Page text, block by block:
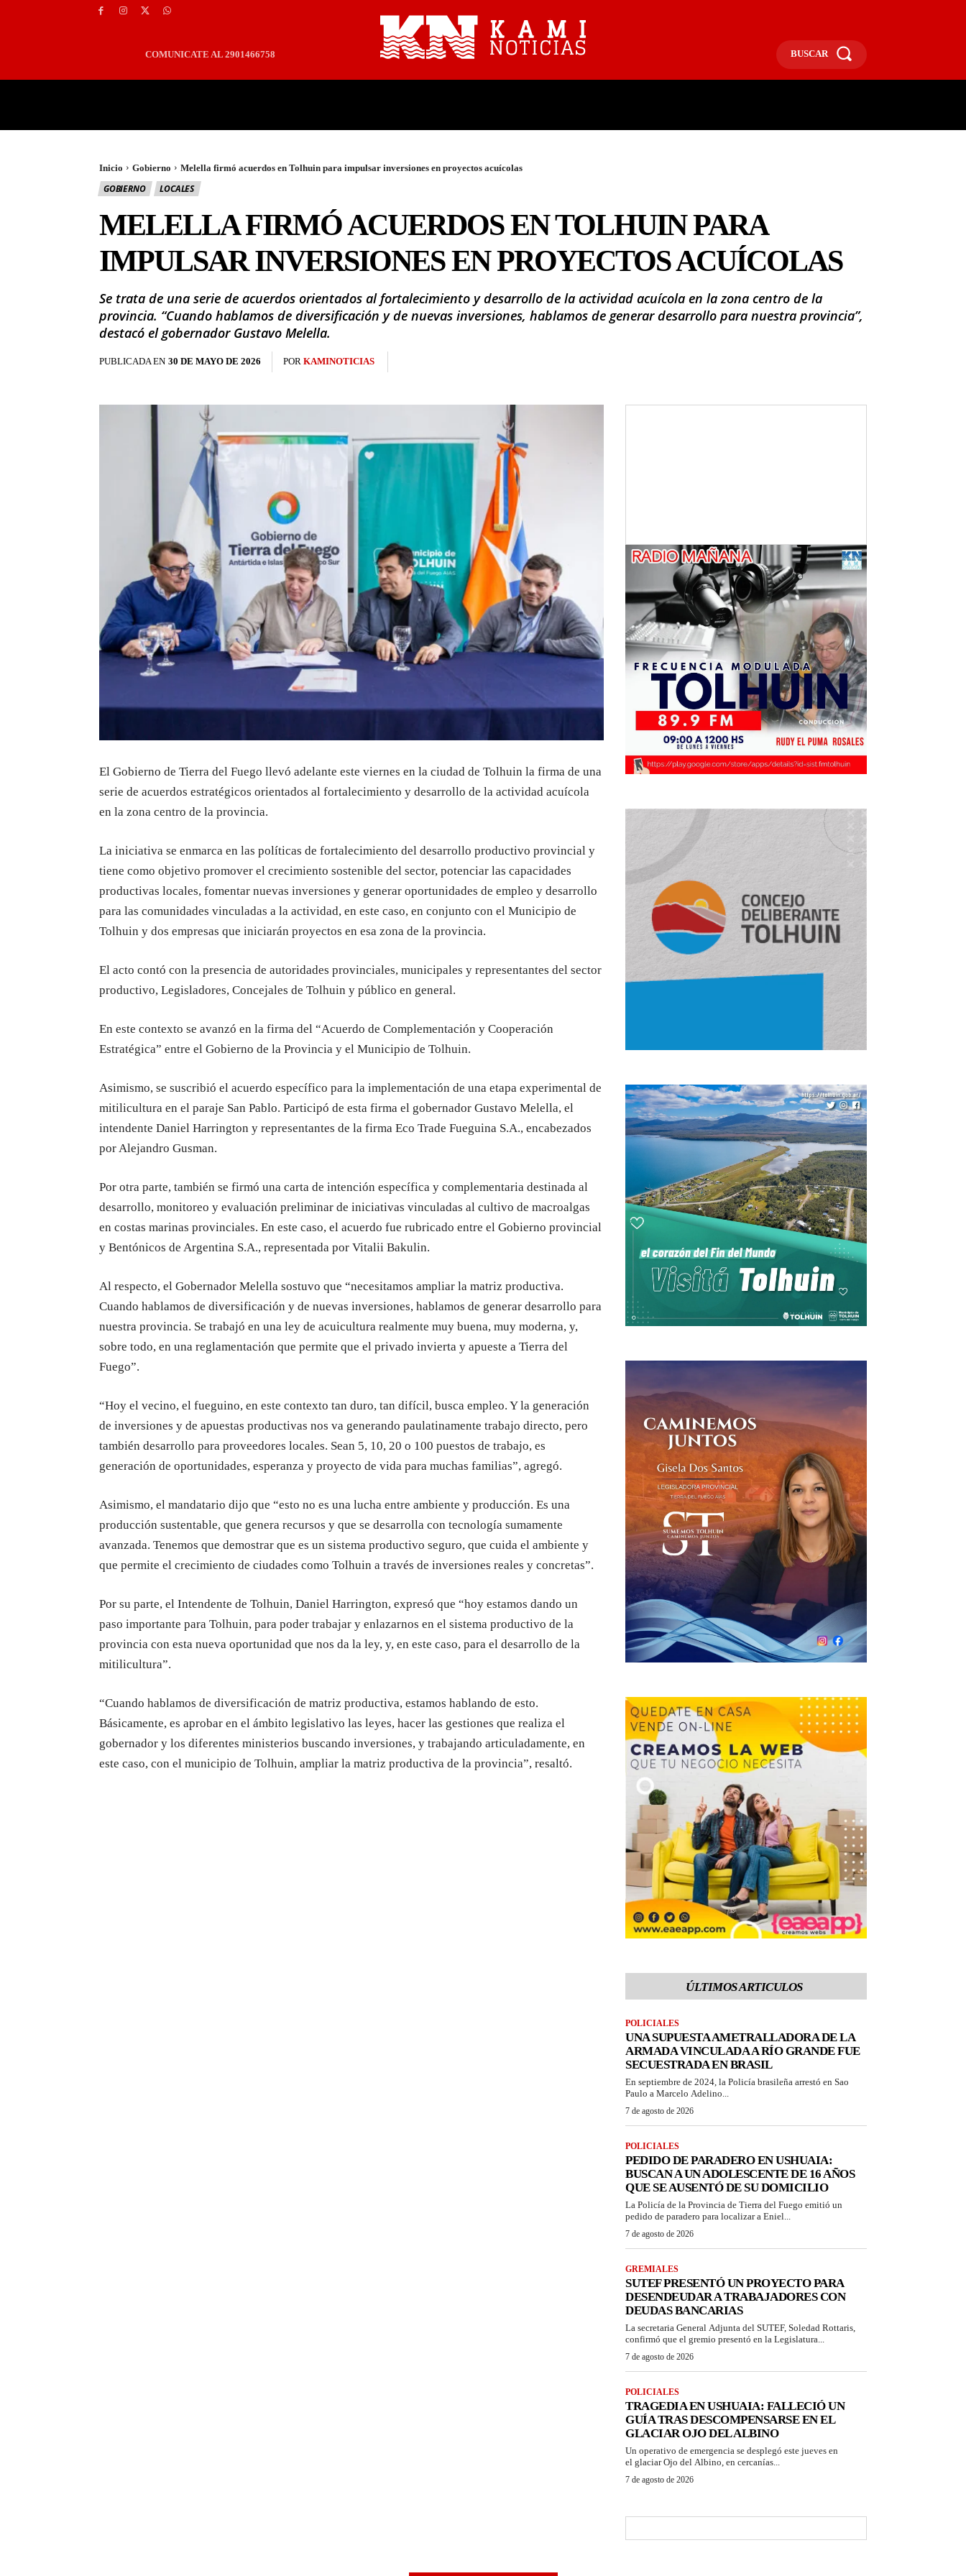
COMUNICATE AL 2901466758 BUSCAR
Inicio Gobierno Melella firmó acuerdos en Tolhuin para impulsar inversiones en proyectos acuícolas
GOBIERNO LOCALES
MELELLA FIRMÓ ACUERDOS EN TOLHUIN PARA
IMPULSAR INVERSIONES EN PROYECTOS ACUÍCOLAS
Se trata de una serie de acuerdos orientados al fortalecimiento y desarrollo de la actividad acuícola en la zona centro de la
provincia. “Cuando hablamos de diversificación y de nuevas inversiones, hablamos de generar desarrollo para nuestra provincia”,
destacó el gobernador Gustavo Melella.
PUBLICADA EN 30 DE MAYO DE 2026 POR KAMINOTICIAS
El Gobierno de Tierra del Fuego llevó adelante este viernes en la ciudad de Tolhuin la firma de una
serie de acuerdos estratégicos orientados al fortalecimiento y desarrollo de la actividad acuícola
en la zona centro de la provincia.
La iniciativa se enmarca en las políticas de fortalecimiento del desarrollo productivo provincial y
tiene como objetivo promover el crecimiento sostenible del sector, potenciar las capacidades
productivas locales, fomentar nuevas inversiones y generar oportunidades de empleo y desarrollo
para las comunidades vinculadas a la actividad, en este caso, en conjunto con el Municipio de
Tolhuin y dos empresas que iniciarán proyectos en esa zona de la provincia.
El acto contó con la presencia de autoridades provinciales, municipales y representantes del sector
productivo, Legisladores, Concejales de Tolhuin y público en general.
En este contexto se avanzó en la firma del “Acuerdo de Complementación y Cooperación
Estratégica” entre el Gobierno de la Provincia y el Municipio de Tolhuin.
Asimismo, se suscribió el acuerdo específico para la implementación de una etapa experimental de
mitilicultura en el paraje San Pablo. Participó de esta firma el gobernador Gustavo Melella, el
intendente Daniel Harrington y representantes de la firma Eco Trade Fueguina S.A., encabezados
por Alejandro Gusman.
Por otra parte, también se firmó una carta de intención específica y complementaria destinada al
desarrollo, monitoreo y evaluación preliminar de iniciativas vinculadas al cultivo de macroalgas
en costas marinas provinciales. En este caso, el acuerdo fue rubricado entre el Gobierno provincial
y Bentónicos de Argentina S.A., representada por Vitalii Bakulin.
Al respecto, el Gobernador Melella sostuvo que “necesitamos ampliar la matriz productiva.
Cuando hablamos de diversificación y de nuevas inversiones, hablamos de generar desarrollo para
nuestra provincia. Se trabajó en una ley de acuicultura realmente muy buena, muy moderna, y,
sobre todo, en una reglamentación que permite que el privado invierta y apueste a Tierra del
Fuego”.
“Hoy el vecino, el fueguino, en este contexto tan duro, tan difícil, busca empleo. Y la generación
de inversiones y de apuestas productivas nos va generando paulatinamente trabajo directo, pero
también desarrollo para proveedores locales. Sean 5, 10, 20 o 100 puestos de trabajo, es
generación de oportunidades, esperanza y proyecto de vida para muchas familias”, agregó.
Asimismo, el mandatario dijo que “esto no es una lucha entre ambiente y producción. Es una
producción sustentable, que genera recursos y que se desarrolla con tecnología sumamente
avanzada. Tenemos que demostrar que es un sistema productivo seguro, que cuida el ambiente y
que permite el crecimiento de ciudades como Tolhuin a través de inversiones reales y concretas”.
Por su parte, el Intendente de Tolhuin, Daniel Harrington, expresó que “hoy estamos dando un
paso importante para Tolhuin, para poder trabajar y enlazarnos en el sistema productivo de la
provincia con esta nueva oportunidad que nos da la ley, y, en este caso, para el desarrollo de la
mitilicultura”.
“Cuando hablamos de diversificación de matriz productiva, estamos hablando de esto.
Básicamente, es aprobar en el ámbito legislativo las leyes, hacer las gestiones que realiza el
gobernador y los diferentes ministerios buscando inversiones, y trabajando articuladamente, en
este caso, con el municipio de Tolhuin, ampliar la matriz productiva de la provincia”, resaltó.
ÚLTIMOS ARTICULOS
POLICIALES
UNA SUPUESTA AMETRALLADORA DE LA
ARMADA VINCULADA A RÍO GRANDE FUE
SECUESTRADA EN BRASIL
En septiembre de 2024, la Policía brasileña arrestó en Sao
Paulo a Marcelo Adelino...
7 de agosto de 2026
POLICIALES
PEDIDO DE PARADERO EN USHUAIA:
BUSCAN A UN ADOLESCENTE DE 16 AÑOS
QUE SE AUSENTÓ DE SU DOMICILIO
La Policía de la Provincia de Tierra del Fuego emitió un
pedido de paradero para localizar a Eniel...
7 de agosto de 2026
GREMIALES
SUTEF PRESENTÓ UN PROYECTO PARA
DESENDEUDAR A TRABAJADORES CON
DEUDAS BANCARIAS
La secretaria General Adjunta del SUTEF, Soledad Rottaris,
confirmó que el gremio presentó en la Legislatura...
7 de agosto de 2026
POLICIALES
TRAGEDIA EN USHUAIA: FALLECIÓ UN
GUÍA TRAS DESCOMPENSARSE EN EL
GLACIAR OJO DEL ALBINO
Un operativo de emergencia se desplegó este jueves en
el glaciar Ojo del Albino, en cercanías...
7 de agosto de 2026